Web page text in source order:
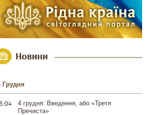
Новини
Грудня
4 грудня: Введення, або «Третя
Пречиста»